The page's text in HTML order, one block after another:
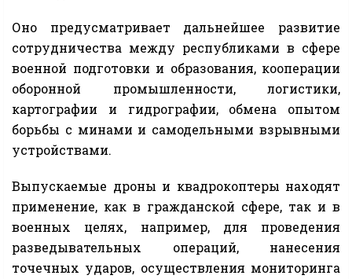
Оно предусматривает дальнейшее развитие
сотрудничества между республиками в сфере
военной подготовки и образования, кооперации
оборонной промышленности, логистики,
картографии и гидрографии, обмена опытом
борьбы с минами и самодельными взрывными
устройствами.
Выпускаемые дроны и квадрокоптеры находят
применение, как в гражданской сфере, так и в
военных целях, например, для проведения
разведывательных операций, нанесения
точечных ударов, осуществления мониторинга